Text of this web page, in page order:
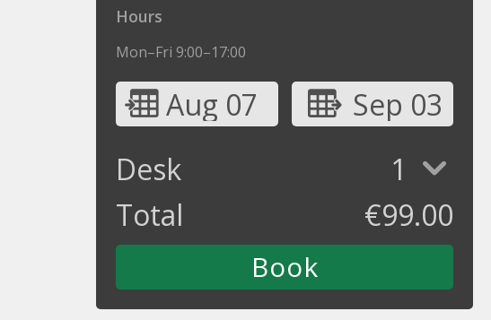
Hours
Mon–Fri 9:00–17:00
Aug 07
Sep 03
Desk
1
Total
€99.00